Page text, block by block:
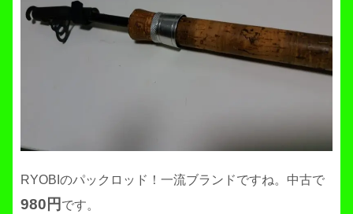
RYOBIのパックロッド！一流ブランドですね。中古で
980円 です。